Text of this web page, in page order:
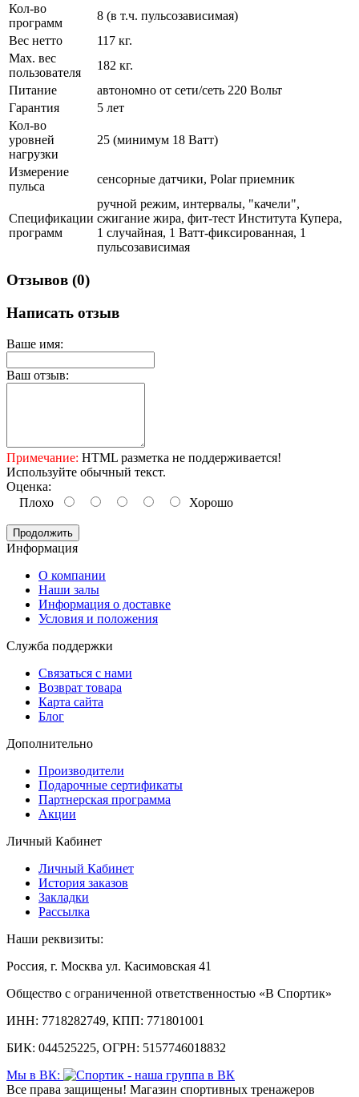
Кол-во
программ
8 (в т.ч. пульсозависимая)
Вес нетто
117 кг.
Max. вес
пользователя
182 кг.
Питание
автономно от сети/сеть 220 Вольт
Гарантия
5 лет
Кол-во
уровней
нагрузки
25 (минимум 18 Ватт)
Измерение
пульса
сенсорные датчики, Polar приемник
Спецификации
программ
ручной режим, интервалы, "качели",
сжигание жира, фит-тест Института Купера,
1 случайная, 1 Ватт-фиксированная, 1
пульсозависимая
Отзывов (0)
Написать отзыв
Ваше имя:
Ваш отзыв:
Примечание: HTML разметка не поддерживается!
Используйте обычный текст.
Оценка:
Плохо
Хорошо
Продолжить
Информация
O компании
Наши залы
Информация о доставке
Условия и положения
Служба поддержки
Связаться с нами
Возврат товара
Карта сайта
Блог
Дополнительно
Производители
Подарочные сертификаты
Партнерская программа
Акции
Личный Кабинет
Личный Кабинет
История заказов
Закладки
Рассылка
Наши реквизиты:
Россия, г. Москва ул. Касимовская 41
Общество с ограниченной ответственностью «В Спортик»
ИНН: 7718282749, КПП: 771801001
БИК: 044525225, ОГРН: 5157746018832
Мы в ВК:
Все права защищены! Магазин спортивных тренажеров